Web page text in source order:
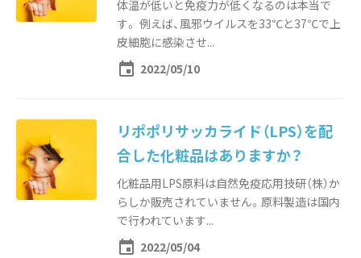
体温が低いと免疫力が低くなるのは本当で
す。 例えば、風邪ウイルスを33℃と37℃で上
皮細胞に感染させ...
event 2022/05/10
リポポリサッカライド（LPS）を配
合した化粧品はありますか？
化粧品用LPS原料は自然免疫応用技研（株）か
らしか販売されていません。原料製造は国内
で行われています...
event 2022/05/04